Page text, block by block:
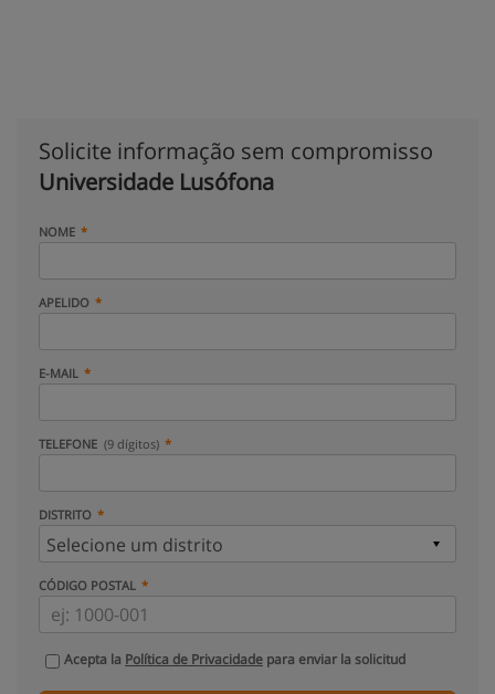
Solicite informação sem compromisso
Universidade Lusófona
NOME
APELIDO
E-MAIL
TELEFONE (9 dígitos)
DISTRITO
CÓDIGO POSTAL
Acepta la Política de Privacidade para enviar la solicitud